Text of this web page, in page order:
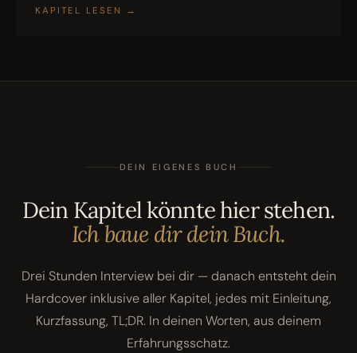
KAPITEL LESEN →
DEIN EIGENES BUCH
Dein Kapitel könnte hier stehen.
Ich baue dir dein Buch.
Drei Stunden Interview bei dir — danach entsteht dein
Hardcover inklusive aller Kapitel, jedes mit Einleitung,
Kurzfassung, TL;DR. In deinen Worten, aus deinem
Erfahrungsschatz.